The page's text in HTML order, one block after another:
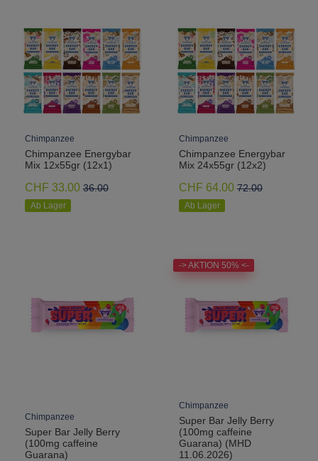
Chimpanzee
Chimpanzee Energybar
Mix 12x55gr (12x1)
CHF 33.00 36.00
Ab Lager
Chimpanzee
Chimpanzee Energybar
Mix 24x55gr (12x2)
CHF 64.00 72.00
Ab Lager
Chimpanzee
Super Bar Jelly Berry
(100mg caffeine
Guarana)
-> AKTION 50% <-
Chimpanzee
Super Bar Jelly Berry
(100mg caffeine
Guarana) (MHD
11.06.2026)